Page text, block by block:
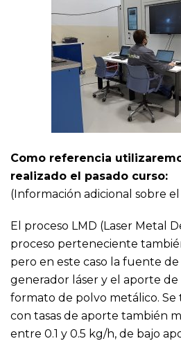
Como referencia
realizado el pasado curso:
(Información adicional sobre
El proceso LMD (Laser Metal
proceso perteneciente
pero en este caso la fuente
generador láser y el aporte de
formato de polvo metálico.
con tasas de aporte también
entre 0.1 y 0.5 kg/h, de bajo